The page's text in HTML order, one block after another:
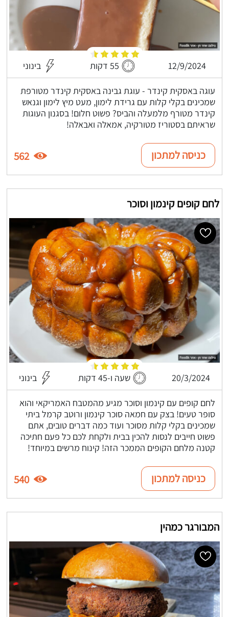
12/9/2024 55 דקות בינוני
עוגה באסקית קינדר - עוגת גבינה באסקית קינדר מטורפת
שמכינים בקלי קלות עם גרידת לימון, מעט מיץ לימון וגנאש
קינדר מטורף מלמעלה והביס? פשוט חלום! בסגנון העוגות
שראיתם בסטוריז מטורקיה, אמאלה ואבאלה!
כניסה למתכון 562
לחם קופים קינמון וסוכר
20/3/2024 שעה ו-45 דקות בינוני
לחם קופים עם קינמון וסוכר מגיע מהמטבח האמריקאי והוא
סופר טעים! בצק עם חמאה סוכר קינמון ורוטב קרמל ביתי
שמכינים בקלי קלות מסוכר ועוד כמה דברים טובים, אתם
פשוט חייבים לנסות להכין בבית ולקחת לכם כל פעם חתיכה
קטנה מלחם הקופים הממכר הזה! קינוח מרשים במיוחד!
כניסה למתכון 540
המבורגר כמהין